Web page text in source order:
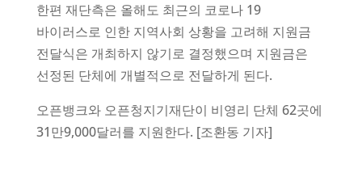
한편 재단측은 올해도 최근의 코로나 19
바이러스로 인한 지역사회 상황을 고려해 지원금
전달식은 개최하지 않기로 결정했으며 지원금은
선정된 단체에 개별적으로 전달하게 된다.
오픈뱅크와 오픈청지기재단이 비영리 단체 62곳에
31만9,000달러를 지원한다. [조환동 기자]